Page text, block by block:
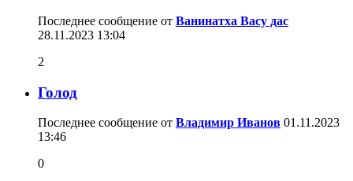
Последнее сообщение от Ванинатха Васу дас
28.11.2023 13:04
2
Голод
Последнее сообщение от Владимир Иванов 01.11.2023
13:46
0